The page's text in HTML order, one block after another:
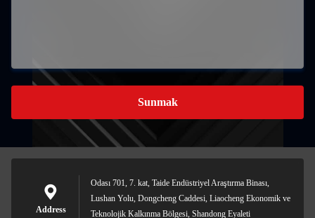
Sunmak
Address
Odası 701, 7. kat, Taide Endüstriyel Araştırma Binası,
Lushan Yolu, Dongcheng Caddesi, Liaocheng Ekonomik ve
Teknolojik Kalkınma Bölgesi, Shandong Eyaleti